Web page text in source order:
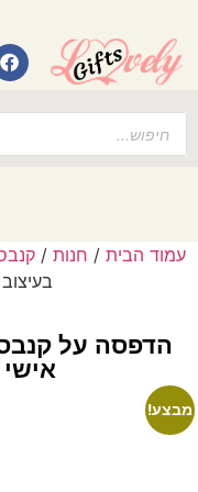
עמוד הבית / חנות /
בעיצוב
הדפסה על קנבס
אישי עם
מבצע!